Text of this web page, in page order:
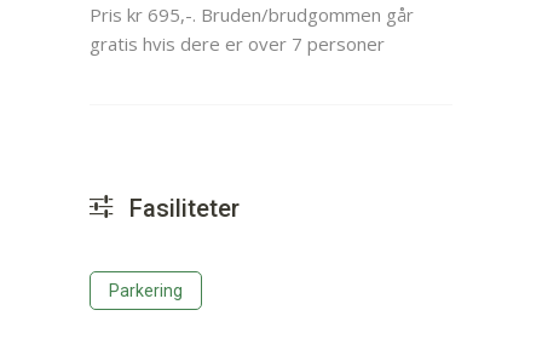
Pris kr 695,-. Bruden/brudgommen går
gratis hvis dere er over 7 personer
Fasiliteter
Parkering